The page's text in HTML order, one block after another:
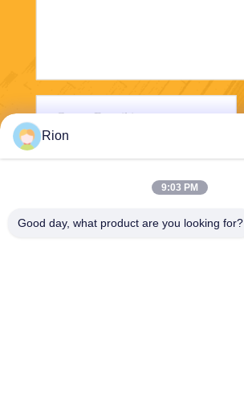
Rion
9:03 PM
Good day, what product are you looking for?